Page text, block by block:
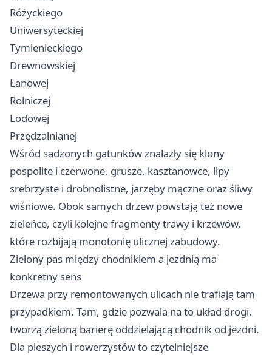
Różyckiego
Uniwersyteckiej
Tymienieckiego
Drewnowskiej
Łanowej
Rolniczej
Lodowej
Przędzalnianej
Wśród sadzonych gatunków znalazły się klony
pospolite i czerwone, grusze, kasztanowce, lipy
srebrzyste i drobnolistne, jarzęby mączne oraz śliwy
wiśniowe. Obok samych drzew powstają też nowe
zieleńce, czyli kolejne fragmenty trawy i krzewów,
które rozbijają monotonię ulicznej zabudowy.
Zielony pas między chodnikiem a jezdnią ma
konkretny sens
Drzewa przy remontowanych ulicach nie trafiają tam
przypadkiem. Tam, gdzie pozwala na to układ drogi,
tworzą zieloną barierę oddzielającą chodnik od jezdni.
Dla pieszych i rowerzystów to czytelniejsze